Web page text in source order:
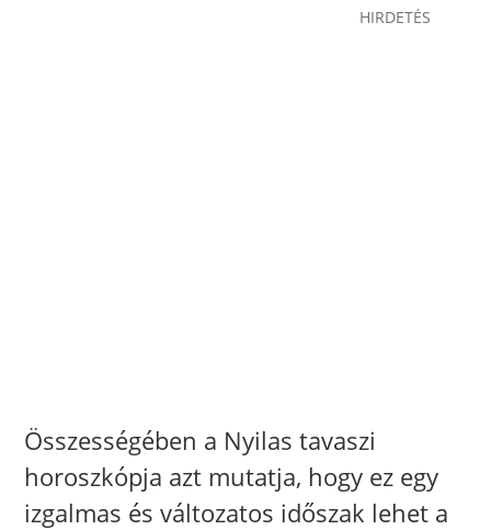
Összességében a Nyilas tavaszi
horoszkópja azt mutatja, hogy ez egy
izgalmas és változatos időszak lehet a